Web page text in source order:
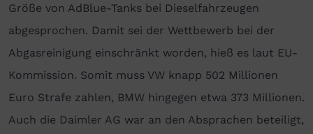
Größe von AdBlue-Tanks bei Dieselfahrzeugen
abgesprochen. Damit sei der Wettbewerb bei der
Abgasreinigung einschränkt worden, hieß es laut EU-
Kommission. Somit muss VW knapp 502 Millionen
Euro Strafe zahlen, BMW hingegen etwa 373 Millionen.
Auch die Daimler AG war an den Absprachen beteiligt,